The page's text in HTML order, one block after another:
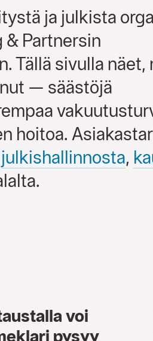
ja julkista
& Partnersin
Tällä sivulla näet,
— säästöjä
hoitoa.
julkishallinnosta,
voi
pysyy